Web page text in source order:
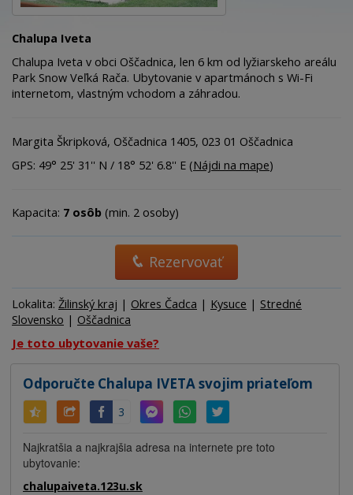
Chalupa Iveta
Chalupa Iveta v obci Oščadnica, len 6 km od lyžiarskeho areálu
Park Snow Veľká Rača. Ubytovanie v apartmánoch s Wi-Fi
internetom, vlastným vchodom a záhradou.
Margita Škripková, Oščadnica 1405, 023 01 Oščadnica
GPS: 49° 25' 31'' N / 18° 52' 6.8'' E (Nájdi na mape)
Kapacita: 7 osôb (min. 2 osoby)
Rezervovať
Lokalita: Žilinský kraj | Okres Čadca | Kysuce | Stredné
Slovensko | Oščadnica
Je toto ubytovanie vaše?
Odporučte Chalupa IVETA svojim priateľom
3
Najkratšia a najkrajšia adresa na internete pre toto
ubytovanie:
chalupaiveta.123u.sk